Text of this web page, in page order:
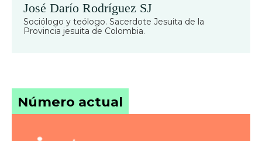
José Darío Rodríguez SJ
Sociólogo y teólogo. Sacerdote Jesuita de la
Provincia jesuita de Colombia.
Número actual